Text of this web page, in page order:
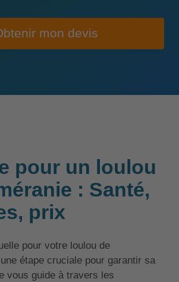
mon devis
pour un loulou
: Santé,
prix
pour votre loulou de
étape cruciale pour garantir sa
vous guide à travers les